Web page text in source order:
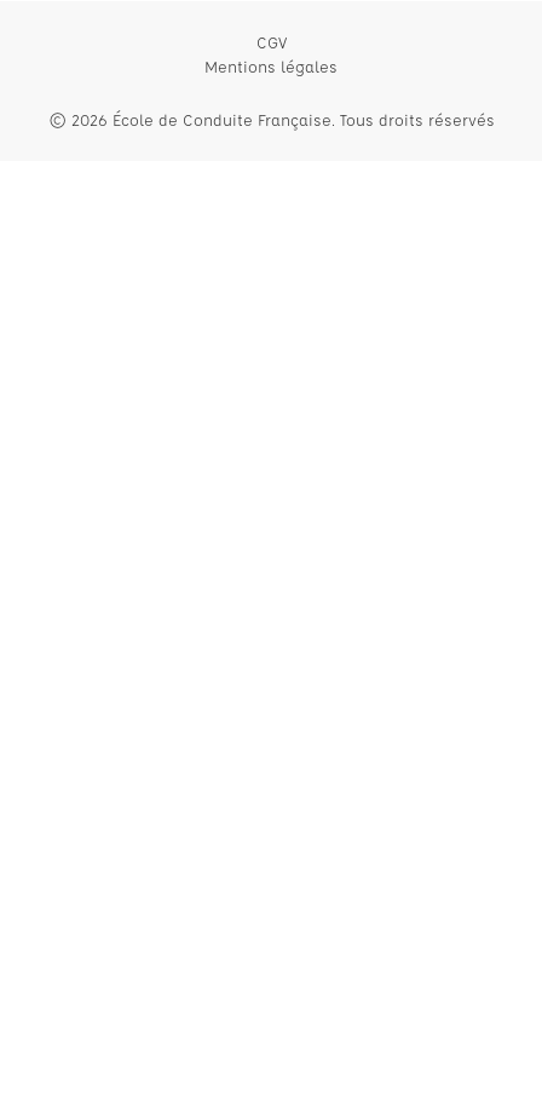
CGV
Mentions légales
© 2026 École de Conduite Française. Tous droits réservés